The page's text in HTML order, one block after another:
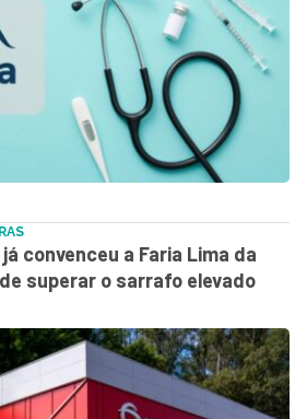
convenceu a Faria Lima da
superar o sarrafo elevado